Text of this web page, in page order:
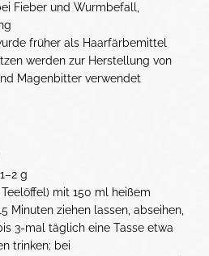
Fieber und Wurmbefall,
früher als Haarfärbemittel
werden zur Herstellung von
Magenbitter verwendet
1–2 g
mit 150 ml heißem
Minuten ziehen lassen, abseihen,
3-mal täglich eine Tasse etwa
trinken; bei